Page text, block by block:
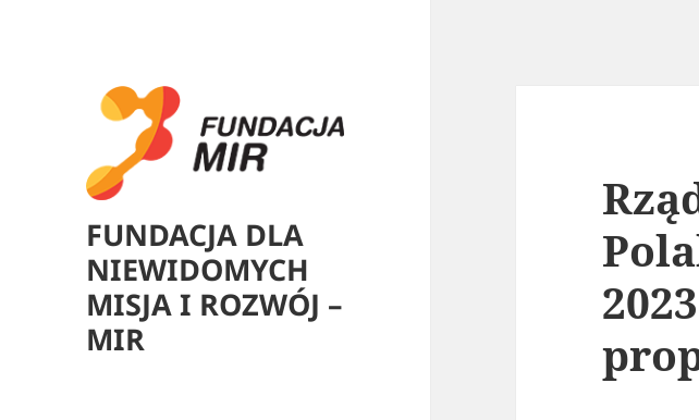
FUNDACJA DLA
NIEWIDOMYCH
MISJA I ROZWÓJ –
MIR